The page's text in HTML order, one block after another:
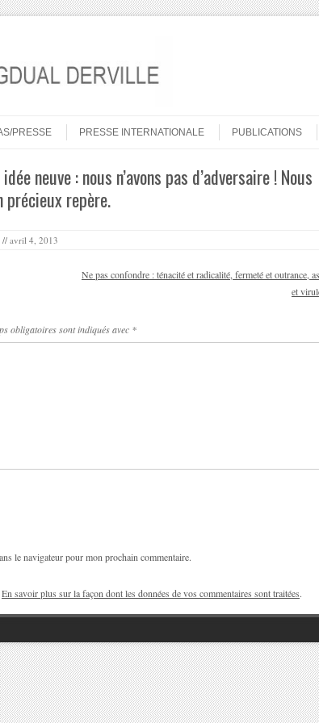
PRESSE PRESSE INTERNATIONALE PUBLICATIONS
neuve : nous n’avons pas d’adversaire ! Nous
précieux repère.
// avril 4, 2013
Ne pas confondre : ténacité et radicalité, fermeté et outrance,
et
obligatoires sont indiqués avec *
le navigateur pour mon prochain commentaire.
En savoir plus sur la façon dont les données de vos commentaires sont traitées.